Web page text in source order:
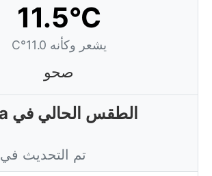
11.5°C
يشعر وكأنه 11.0°C
صحو
تم التحديث في 3:00 اليوم